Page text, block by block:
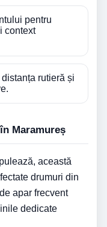
pentru
context
rutieră și
Maramureș
această
drumuri din
apar frecvent
dedicate